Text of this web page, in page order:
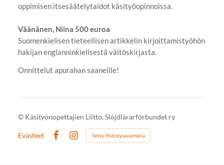
oppimisen itsesäätelytaidot käsityöopinnoissa.
Väänänen, Niina 500 euroa
Suomenkielisen tieteellisen artikkelin kirjoittamistyöhön
hakijan englanninkielisestä väitöskirjasta.
Onnittelut apurahan saaneille!
© Käsityönopettajien Liitto, Slöjdlärarförbundet ry
Evästeet
Instagram
Tehty Yhdistysavaimella